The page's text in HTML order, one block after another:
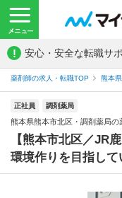
! 安心・安全な転職サ
薬剤師の求人・転職TOP 熊本県
正社員 調剤薬局
熊本県熊本市北区・調剤薬局の
【熊本市北区／JR
環境作りを目指して